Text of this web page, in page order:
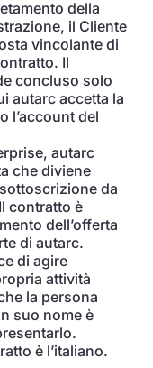
della
il Cliente
vincolante di
Il
concluso solo
autarc accetta la
l’account del
autarc
che diviene
da
contratto è
dell’offerta
di autarc.
di agire
attività
la persona
suo nome è
è l’italiano.